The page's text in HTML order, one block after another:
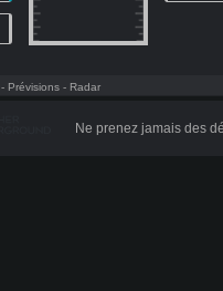
- Prévisions - Radar
Ne prenez jamais des